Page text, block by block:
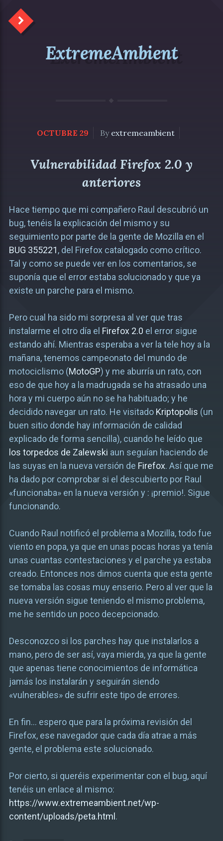
ExtremeAmbient
OCTUBRE 29 By extremeambient
Vulnerabilidad Firefox 2.0 y
anteriores
Hace tiempo que mi compañero Raul descubrió un
bug, tenéis la explicación del mismo y su
seguimiento por parte de la gente de Mozilla en el
BUG 355221, del Firefox catalogado como crítico.
Tal y como se puede ver en los comentarios, se
suponía que el error estaba solucionado y que ya
existe un parche para el mismo.
Pero cual ha sido mi sorpresa al ver que tras
instalarme el otro día el Firefox 2.0 el error sigue
estando ahí. Mientras esperaba a ver la tele hoy a la
mañana, tenemos campeonato del mundo de
motociclismo (MotoGP) y me aburría un rato, con
eso de que hoy a la madrugada se ha atrasado una
hora y mi cuerpo aún no se ha habituado; y he
decidido navegar un rato. He visitado Kriptopolis (un
buen sitio donde hay información de calidad
explicado de forma sencilla), cuando he leído que
los torpedos de Zalewski aun seguían haciendo de
las suyas en la nueva versión de Firefox. Así que me
ha dado por comprobar si el descubierto por Raul
«funcionaba» en la nueva versión y : ¡premio!. Sigue
funcionando.
Cuando Raul notificó el problema a Mozilla, todo fue
viento en popa, ya que en unas pocas horas ya tenía
unas cuantas contestaciones y el parche ya estaba
creado. Entonces nos dimos cuenta que esta gente
se tomaba las cosas muy enserio. Pero al ver que la
nueva versión sigue teniendo el mismo problema,
me he sentido un poco decepcionado.
Desconozco si los parches hay que instalarlos a
mano, pero de ser así, vaya mierda, ya que la gente
que apenas tiene conocimientos de informática
jamás los instalarán y seguirán siendo
«vulnerables» de sufrir este tipo de errores.
En fin… espero que para la próxima revisión del
Firefox, ese navegador que cada día atrae a más
gente, el problema este solucionado.
Por cierto, si queréis experimentar con el bug, aquí
tenéis un enlace al mismo:
https://www.extremeambient.net/wp-
content/uploads/peta.html .